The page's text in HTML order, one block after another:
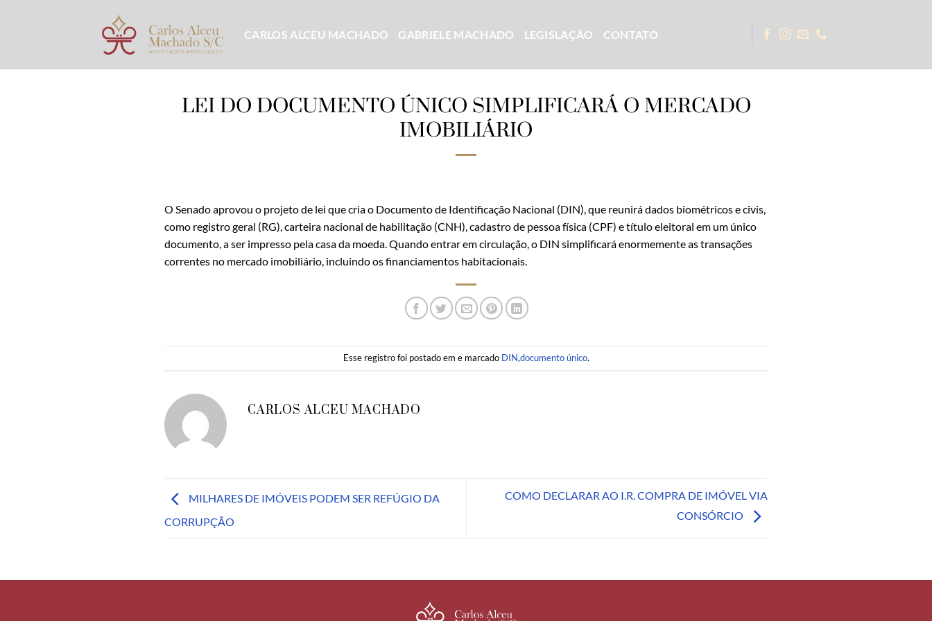
CARLOS ALCEU MACHADO GABRIELE MACHADO LEGISLAÇÃO CONTATO
LEI DO DOCUMENTO ÚNICO SIMPLIFICARÁ O MERCADO
IMOBILIÁRIO
O Senado aprovou o projeto de lei que cria o Documento de Identificação Nacional (DIN), que reunirá dados biométricos e civis,
como registro geral (RG), carteira nacional de habilitação (CNH), cadastro de pessoa física (CPF) e título eleitoral em um único
documento, a ser impresso pela casa da moeda. Quando entrar em circulação, o DIN simplificará enormemente as transações
correntes no mercado imobiliário, incluindo os financiamentos habitacionais.
Esse registro foi postado em e marcado DIN,documento único.
CARLOS ALCEU MACHADO
MILHARES DE IMÓVEIS PODEM SER REFÚGIO DA
CORRUPÇÃO
COMO DECLARAR AO I.R. COMPRA DE IMÓVEL VIA
CONSÓRCIO